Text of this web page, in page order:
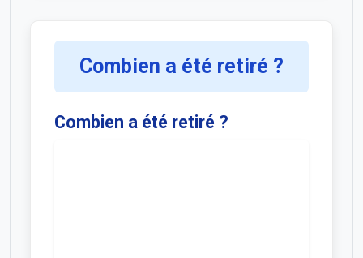
Combien a été retiré ?
Combien a été retiré ?